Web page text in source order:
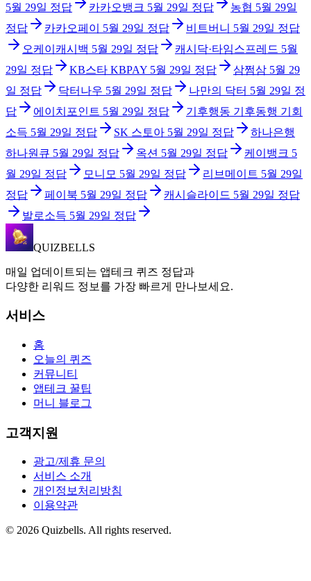
5월 29일 정답 카카오뱅크 5월 29일 정답 농협 5월 29일
정답
카카오페이 5월 29일 정답 비트버니 5월 29일 정답
오케이캐시백 5월 29일 정답 캐시닥·타임스프레드 5월
29일 정답 KB스타 KBPAY 5월 29일 정답 삼쩜삼 5월 29
일 정답 닥터나우 5월 29일 정답 나만의 닥터 5월 29일 정
답
에이치포인트 5월 29일 정답
기후행동 기후동행 기회
소득 5월 29일 정답 SK 스토아 5월 29일 정답
하나은행
하나원큐 5월 29일 정답 옥션 5월 29일 정답 케이뱅크 5
월 29일 정답 모니모 5월 29일 정답 리브메이트 5월 29일
정답
페이북 5월 29일 정답 캐시슬라이드 5월 29일 정답
발로소득 5월 29일 정답
QUIZBELLS
매일 업데이트되는 앱테크 퀴즈 정답과
다양한 리워드 정보를 가장 빠르게 만나보세요.
서비스
홈
오늘의 퀴즈
커뮤니티
앱테크 꿀팁
머니 블로그
고객지원
광고/제휴 문의
서비스 소개
개인정보처리방침
이용약관
© 2026 Quizbells. All rights reserved.